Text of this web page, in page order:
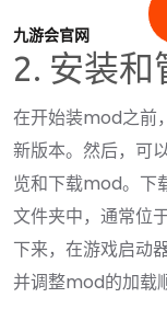
九游会官网
2. 安装
在开始装mod之前
新版本。然后，可
览和下载mod。下
文件夹中，通常位
下来，在游戏启动
并调整mod的加载